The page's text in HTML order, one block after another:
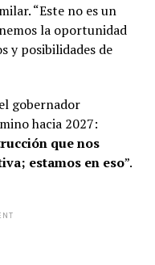
“Este no es un
la oportunidad
y posibilidades de
gobernador
hacia 2027:
que nos
estamos en eso”.